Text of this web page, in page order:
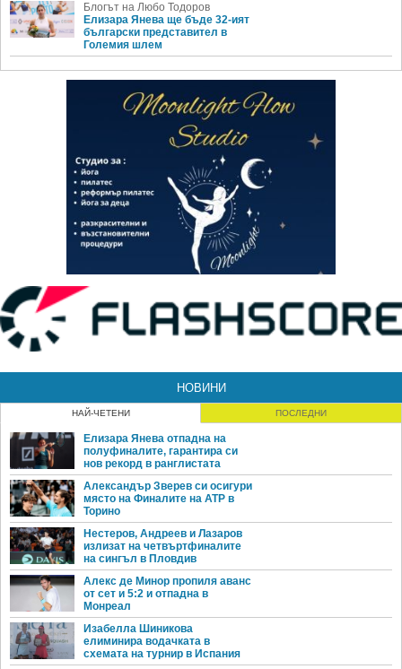
Блогът на Любо Тодоров
Елизара Янева ще бъде 32-ият
български представител в
Големия шлем
НОВИНИ
НАЙ-ЧЕТЕНИ ПОСЛЕДНИ
Елизара Янева отпадна на
полуфиналите, гарантира си
нов рекорд в ранглистата
Александър Зверев си осигури
място на Финалите на ATP в
Торино
Нестеров, Андреев и Лазаров
излизат на четвъртфиналите
на сингъл в Пловдив
Алекс де Минор пропиля аванс
от сет и 5:2 и отпадна в
Монреал
Изабелла Шиникова
елиминира водачката в
схемата на турнир в Испания